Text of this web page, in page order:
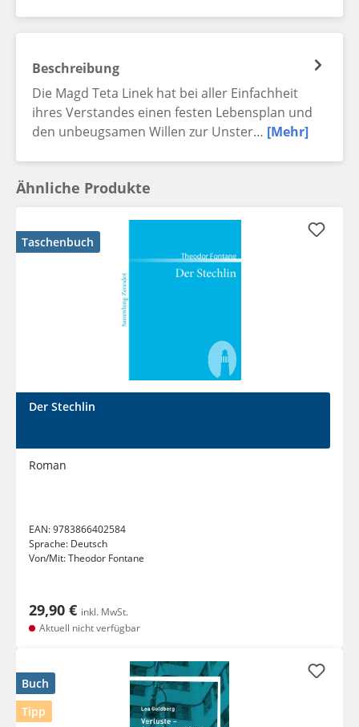
Beschreibung
Die Magd Teta Linek hat bei aller Einfachheit
ihres Verstandes einen festen Lebensplan und
den unbeugsamen Willen zur Unster… [Mehr]
Ähnliche Produkte
Taschenbuch
Der Stechlin
Roman
EAN:9783866402584
Sprache: Deutsch
Von/Mit:Theodor Fontane
29,90 € inkl. MwSt.
Aktuell nicht verfügbar
Buch
Tipp